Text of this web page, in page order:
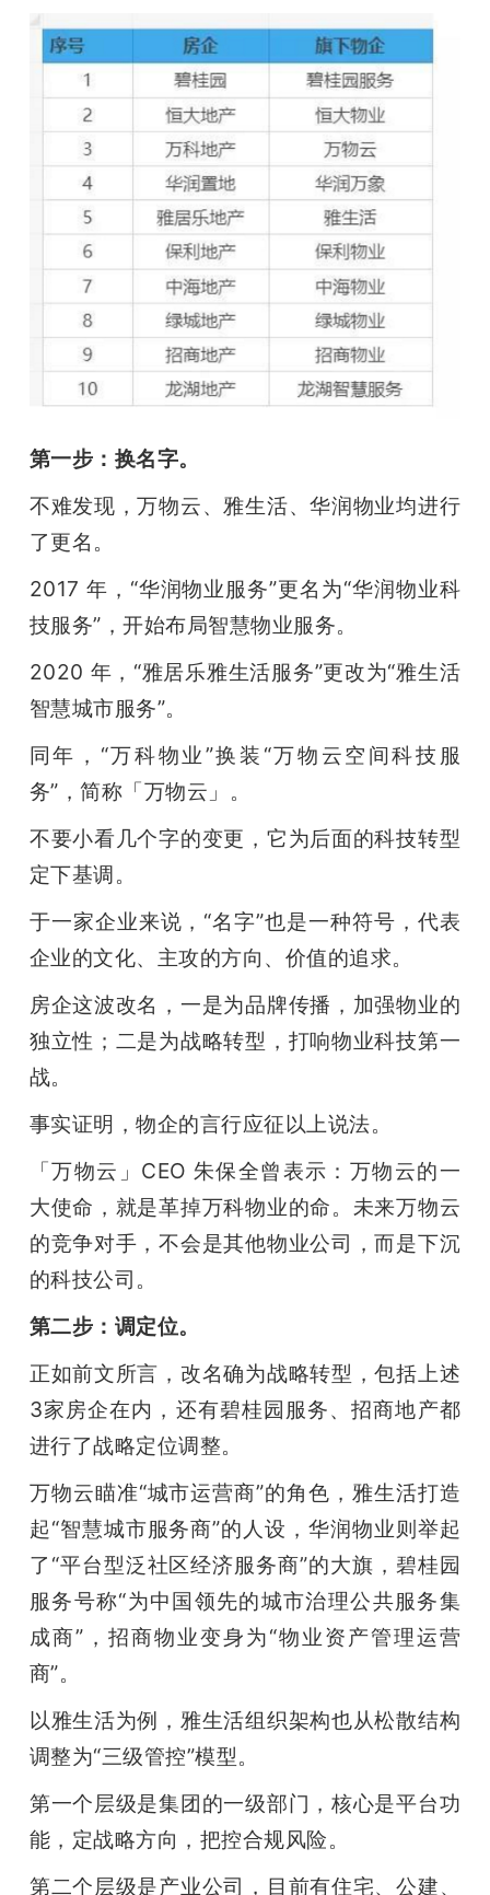
第一步：换名字。
不难发现，万物云、雅生活、华润物业均进行
了更名。
2017 年，“华润物业服务”更名为“华润物业科
技服务”，开始布局智慧物业服务。
2020 年，“雅居乐雅生活服务”更改为“雅生活
智慧城市服务”。
同年，“万科物业”换装“万物云空间科技服
务”，简称「万物云」。
不要小看几个字的变更，它为后面的科技转型
定下基调。
于一家企业来说，“名字”也是一种符号，代表
企业的文化、主攻的方向、价值的追求。
房企这波改名，一是为品牌传播，加强物业的
独立性；二是为战略转型，打响物业科技第一
战。
事实证明，物企的言行应征以上说法。
「万物云」CEO 朱保全曾表示：万物云的一
大使命，就是革掉万科物业的命。未来万物云
的竞争对手，不会是其他物业公司，而是下沉
的科技公司。
第二步：调定位。
正如前文所言，改名确为战略转型，包括上述
3家房企在内，还有碧桂园服务、招商地产都
进行了战略定位调整。
万物云瞄准“城市运营商”的角色，雅生活打造
起“智慧城市服务商”的人设，华润物业则举起
了“平台型泛社区经济服务商”的大旗，碧桂园
服务号称“为中国领先的城市治理公共服务集
成商”，招商物业变身为“物业资产管理运营
商”。
以雅生活为例，雅生活组织架构也从松散结构
调整为“三级管控”模型。
第一个层级是集团的一级部门，核心是平台功
能，定战略方向，把控合规风险。
第二个层级是产业公司，目前有住宅、公建、